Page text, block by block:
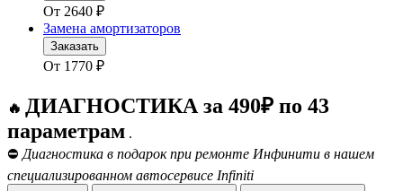
От 2640 ₽
Замена амортизаторов
Заказать
От 1770 ₽
🔥 ДИАГНОСТИКА за 490₽ по 43
параметрам .
⛔ Диагностика в подарок при ремонте Инфинити в нашем
специализированном автосервисе Infiniti